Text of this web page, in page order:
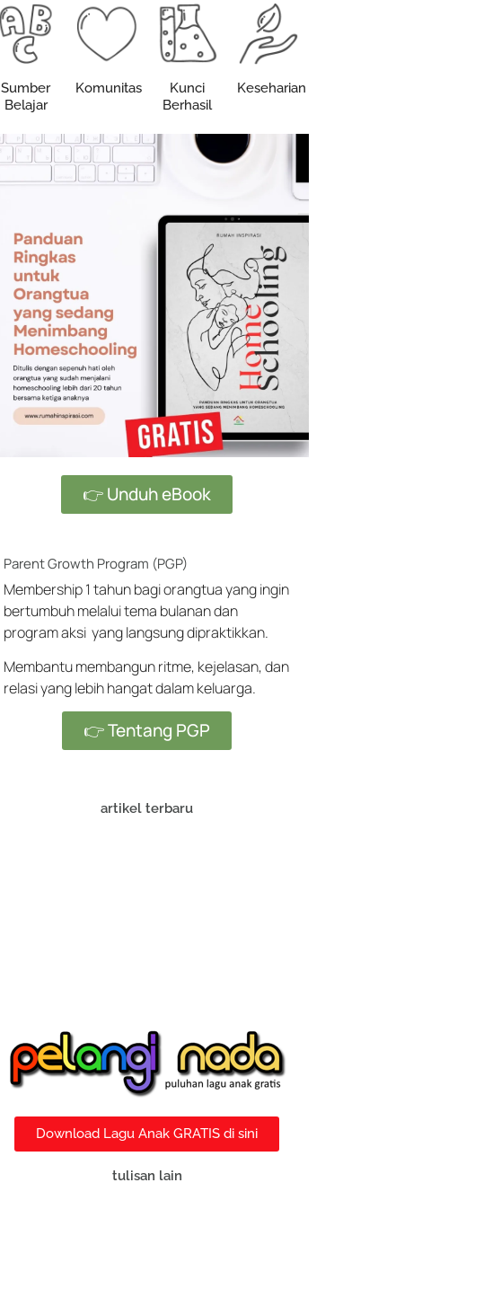
Sumber
Belajar
Komunitas
Kunci
Berhasil
Keseharian
👉 Unduh eBook
Parent Growth Program (PGP)
Membership 1 tahun bagi orangtua yang ingin
bertumbuh melalui tema bulanan dan
program aksi yang langsung dipraktikkan.
Membantu membangun ritme, kejelasan, dan
relasi yang lebih hangat dalam keluarga.
👉 Tentang PGP
artikel terbaru
Download Lagu Anak GRATIS di sini
tulisan lain